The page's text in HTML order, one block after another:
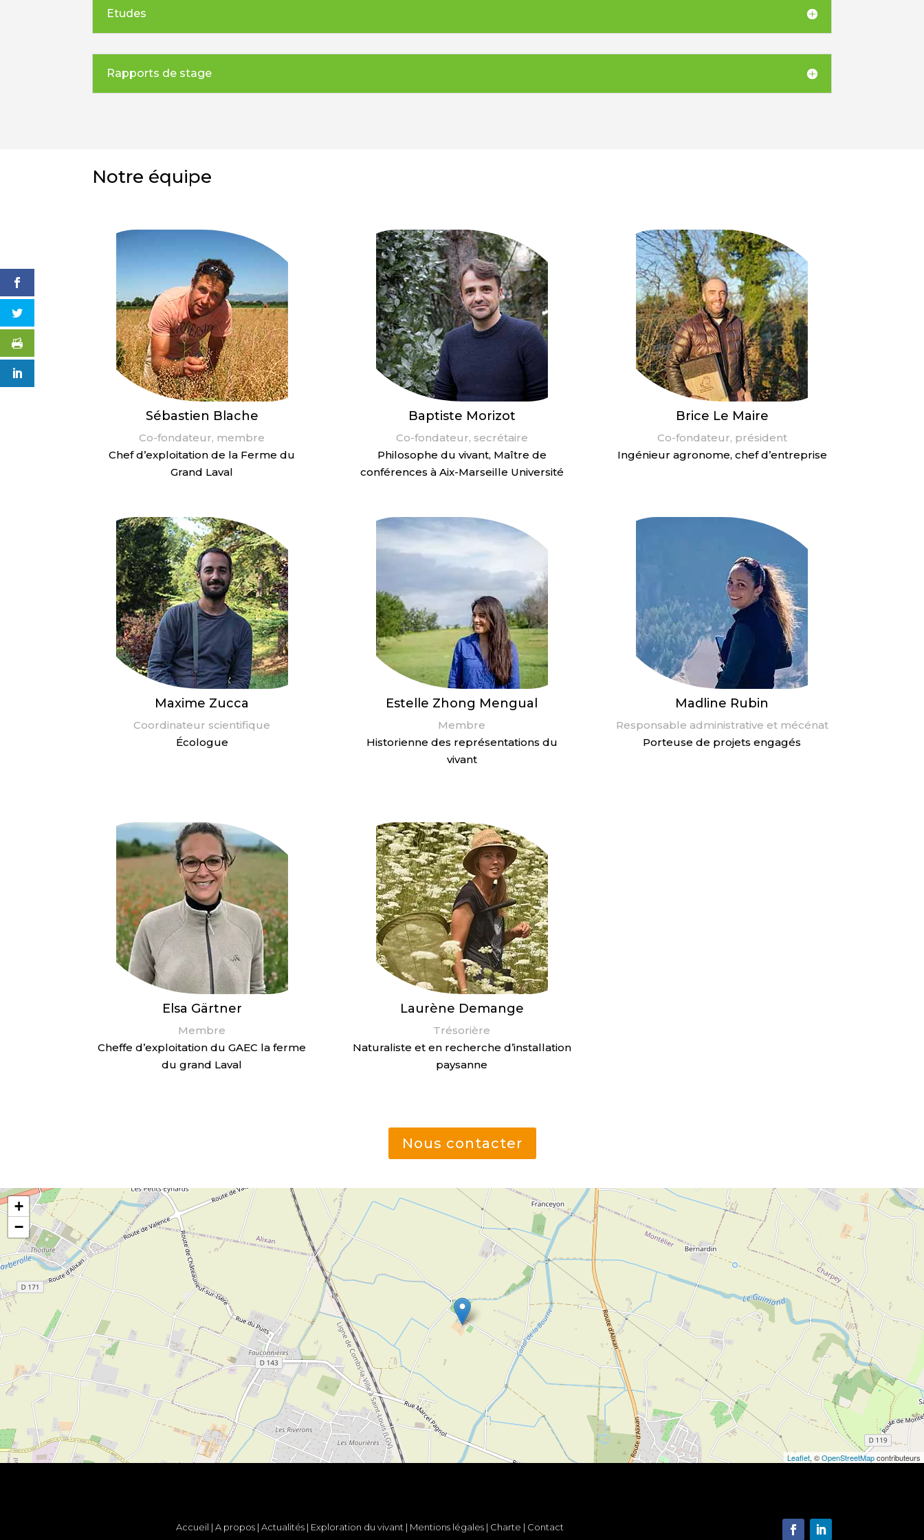
Etudes
Rapports de stage
Notre équipe
Sébastien Blache
Co-fondateur, membre
Chef d’exploitation de la Ferme du
Grand Laval
Baptiste Morizot
Co-fondateur, secrétaire
Philosophe du vivant, Maître de
conférences à Aix-Marseille Université
Brice Le Maire
Co-fondateur, président
Ingénieur agronome, chef d’entreprise
Maxime Zucca
Coordinateur scientifique
Écologue
Estelle Zhong Mengual
Membre
Historienne des représentations du
vivant
Madline Rubin
Responsable administrative et mécénat
Porteuse de projets engagés
Elsa Gärtner
Membre
Cheffe d’exploitation du GAEC la ferme
du grand Laval
Laurène Demange
Trésorière
Naturaliste et en recherche d’installation
paysanne
Nous contacter
+
−
Leaflet, ©OpenStreetMapcontributeurs
Accueil | A propos| Actualités| Exploration du vivant | Mentions légales| Charte | Contact